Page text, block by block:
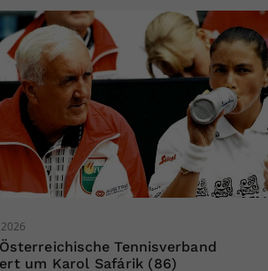
Tennisverband
um Karol Safárik (86)